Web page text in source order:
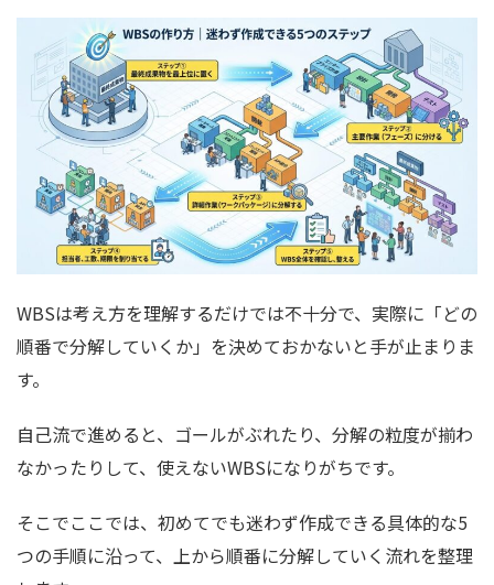
WBSは考え方を理解するだけでは不十分で、実際に「どの
順番で分解していくか」を決めておかないと手が止まりま
す。
自己流で進めると、ゴールがぶれたり、分解の粒度が揃わ
なかったりして、使えないWBSになりがちです。
そこでここでは、初めてでも迷わず作成できる具体的な5
つの手順に沿って、上から順番に分解していく流れを整理